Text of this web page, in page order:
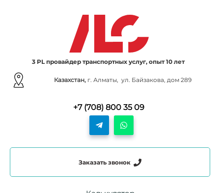
3 PL провайдер транспортных услуг, опыт 10 лет
Казахстан, г. Алматы, ул. Байзакова, дом 289
+7 (708) 800 35 09
Заказать звонок